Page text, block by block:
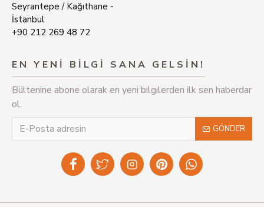
Seyrantepe / Kağıthane -
İstanbul
+90 212 269 48 72
EN YENİ BİLGİ SANA GELSİN!
Bültenine abone olarak en yeni bilgilerden ilk sen haberdar
ol.
GÖNDER